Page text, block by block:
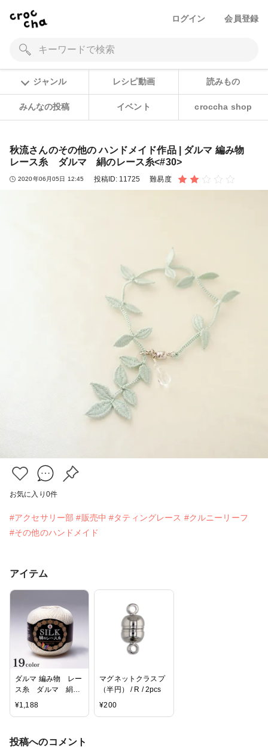
ログイン 会員登録
ジャンル レシピ動画 読みもの
みんなの投稿 イベント croccha shop
秋流さんのその他の ハンドメイド作品 | ダルマ 編み物
レース糸 ダルマ 絹のレース糸<#30>
2020年06月05日 12:45 投稿ID: 11725 難易度
お気に入り 0件
#アクセサリー部 #販売中 #タティングレース #クルニーリーフ
#その他のハンドメイド
アイテム
ダルマ 編み物 レー
ス糸 ダルマ 絹の
レース糸<#30>
¥1,188
マグネットクラスプ
（半円） / R / 2pcs
¥200
投稿へのコメント